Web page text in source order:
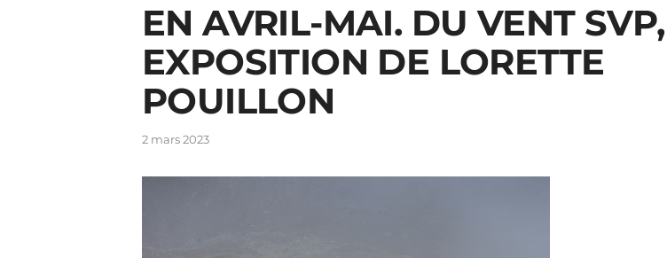
EN AVRIL-MAI. DU VENT
EXPOSITION DE LORETTE
POUILLON
2 mars 2023